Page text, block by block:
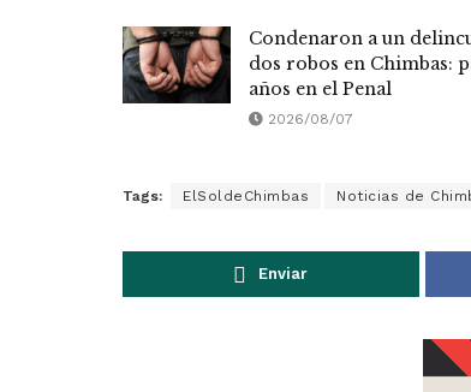
Condenaron a un
dos robos en Chimbas:
años en el Penal
2026/08/07
Tags: ElSoldeChimbas Noticias de
Enviar